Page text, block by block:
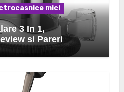
mici
3 In 1,
si Pareri